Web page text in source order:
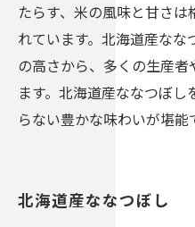
たらす、米の風味と甘さ
れています。北海道産な
の高さから、多くの生産
ます。北海道産ななつぼ
らない豊かな味わいが堪能
北海道産ななつぼし